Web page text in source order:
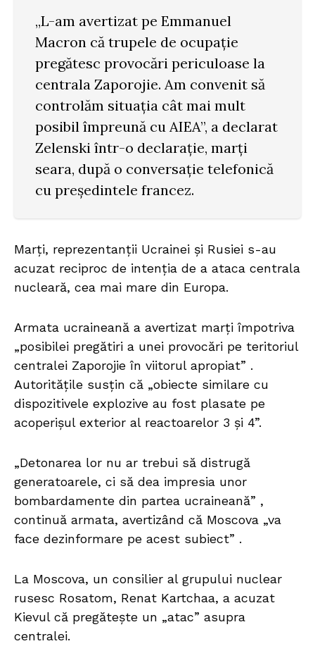
„L-am avertizat pe Emmanuel
Macron că trupele de ocupație
pregătesc provocări periculoase la
centrala Zaporojie. Am convenit să
controlăm situația cât mai mult
posibil împreună cu AIEA”, a declarat
Zelenski într-o declarație, marți
seara, după o conversație telefonică
cu președintele francez.
Marţi, reprezentanţii Ucrainei și Rusiei s-au
acuzat reciproc de intenţia de a ataca centrala
nucleară, cea mai mare din Europa.
Armata ucraineană a avertizat marți împotriva
„posibilei pregătiri a unei provocări pe teritoriul
centralei Zaporojie în viitorul apropiat” .
Autoritățile susțin că „obiecte similare cu
dispozitivele explozive au fost plasate pe
acoperișul exterior al reactoarelor 3 și 4”.
„Detonarea lor nu ar trebui să distrugă
generatoarele, ci să dea impresia unor
bombardamente din partea ucraineană” ,
continuă armata, avertizând că Moscova „va
face dezinformare pe acest subiect” .
La Moscova, un consilier al grupului nuclear
rusesc Rosatom, Renat Kartchaa, a acuzat
Kievul că pregătește un „atac” asupra
centralei.